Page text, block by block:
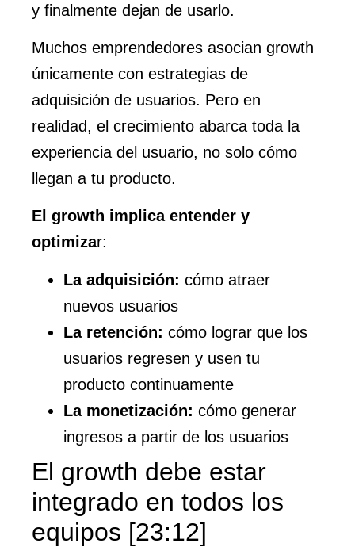
y finalmente dejan de usarlo.
Muchos emprendedores asocian growth
únicamente con estrategias de
adquisición de usuarios. Pero en
realidad, el crecimiento abarca toda la
experiencia del usuario, no solo cómo
llegan a tu producto.
El growth implica entender y
optimizar:
La adquisición: cómo atraer
nuevos usuarios
La retención: cómo lograr que los
usuarios regresen y usen tu
producto continuamente
La monetización: cómo generar
ingresos a partir de los usuarios
El growth debe estar
integrado en todos los
equipos [23:12]